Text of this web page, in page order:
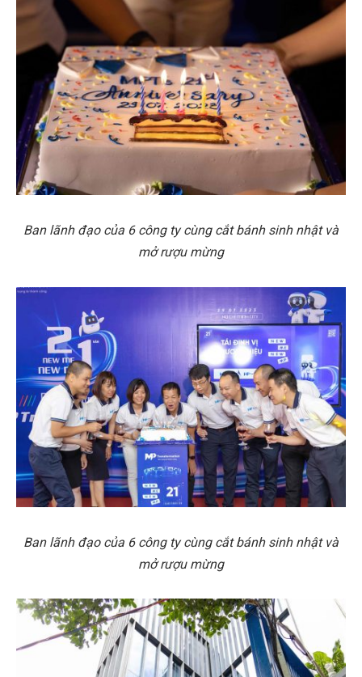
Ban lãnh đạo của 6 công ty cùng cắt bánh sinh nhật và
mở rượu mừng
Ban lãnh đạo của 6 công ty cùng cắt bánh sinh nhật và
mở rượu mừng